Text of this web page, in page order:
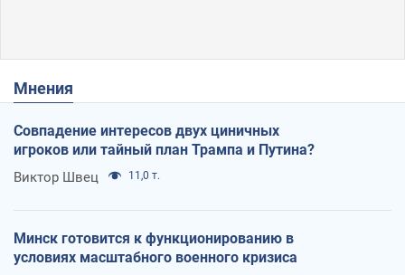
Мнения
Совпадение интересов двух циничных
игроков или тайный план Трампа и Путина?
Виктор Швец 11,0 т.
Минск готовится к функционированию в
условиях масштабного военного кризиса